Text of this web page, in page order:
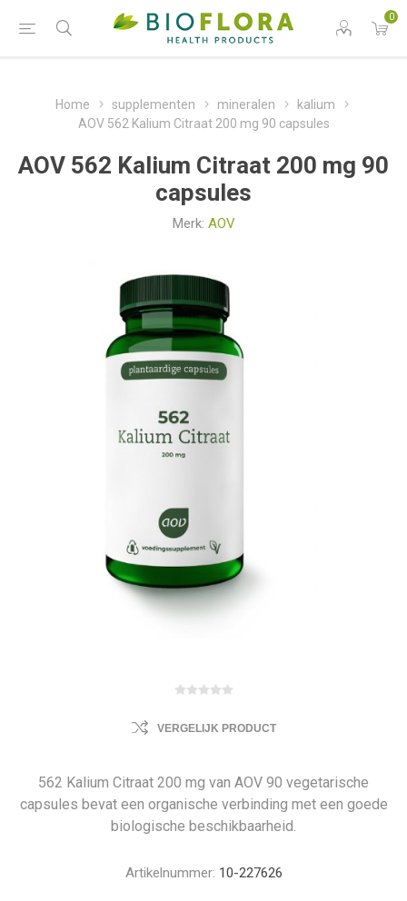
0
Home supplementen mineralen
kalium
AOV 562 Kalium Citraat 200 mg 90 capsules
AOV 562 Kalium Citraat 200 mg 90
capsules
Merk: AOV
VERGELIJK PRODUCT
562 Kalium Citraat 200 mg van AOV 90 vegetarische
capsules bevat een organische verbinding met een goede
biologische beschikbaarheid.
Artikelnummer: 10-227626